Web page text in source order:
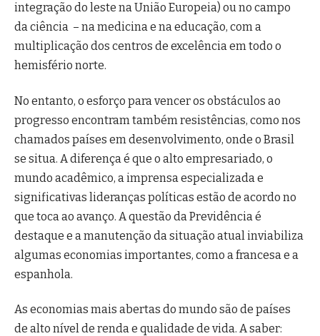
integração do leste na União Europeia) ou no campo
da ciência – na medicina e na educação, com a
multiplicação dos centros de excelência em todo o
hemisfério norte.
No entanto, o esforço para vencer os obstáculos ao
progresso encontram também resistências, como nos
chamados países em desenvolvimento, onde o Brasil
se situa. A diferença é que o alto empresariado, o
mundo acadêmico, a imprensa especializada e
significativas lideranças políticas estão de acordo no
que toca ao avanço. A questão da Previdência é
destaque e a manutenção da situação atual inviabiliza
algumas economias importantes, como a francesa e a
espanhola.
As economias mais abertas do mundo são de países
de alto nível de renda e qualidade de vida. A saber: